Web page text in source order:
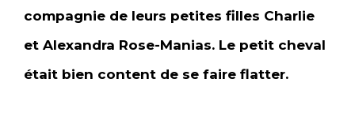
compagnie de leurs petites filles Charlie
et Alexandra Rose-Manias. Le petit cheval
était bien content de se faire flatter.